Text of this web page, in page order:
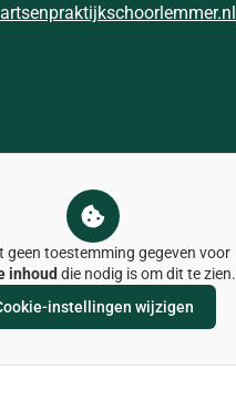
geen toestemming gegeven voor
inhoud die nodig is om dit te zien.
instellingen wijzigen